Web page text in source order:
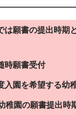
は願書の提出時期
時願書受付
入園を希望する幼
稚園の願書提出時